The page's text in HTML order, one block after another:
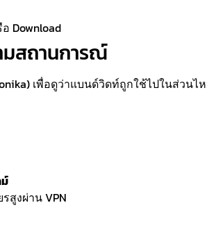
Download
มสถานการณ์
เพื่อดูว่าแบนด์วิดท์ถูกใช้ไปในส่วน
สูงผ่าน VPN